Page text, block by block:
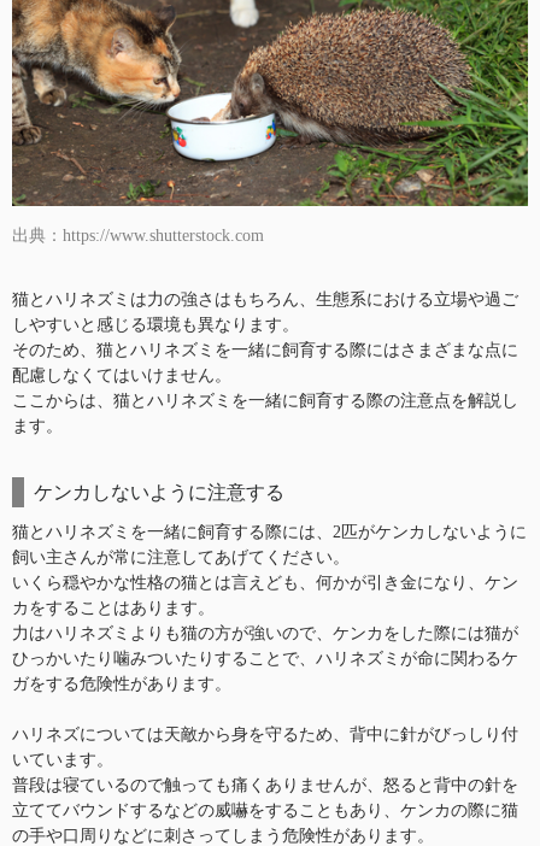
出典：https://www.shutterstock.com
猫とハリネズミは力の強さはもちろん、生態系における立場や過ご
しやすいと感じる環境も異なります。
そのため、猫とハリネズミを一緒に飼育する際にはさまざまな点に
配慮しなくてはいけません。
ここからは、猫とハリネズミを一緒に飼育する際の注意点を解説し
ます。
ケンカしないように注意する
猫とハリネズミを一緒に飼育する際には、2匹がケンカしないように
飼い主さんが常に注意してあげてください。
いくら穏やかな性格の猫とは言えども、何かが引き金になり、ケン
カをすることはあります。
力はハリネズミよりも猫の方が強いので、ケンカをした際には猫が
ひっかいたり噛みついたりすることで、ハリネズミが命に関わるケ
ガをする危険性があります。
ハリネズについては天敵から身を守るため、背中に針がびっしり付
いています。
普段は寝ているので触っても痛くありませんが、怒ると背中の針を
立ててバウンドするなどの威嚇をすることもあり、ケンカの際に猫
の手や口周りなどに刺さってしまう危険性があります。